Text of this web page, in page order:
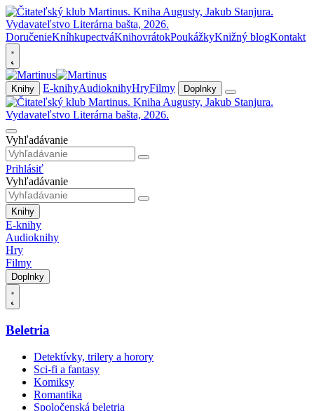
DoručenieKníhkupectváKnihovrátokPoukážkyKnižný blogKontakt
Knihy E-knihyAudioknihyHryFilmy Doplnky
Vyhľadávanie
Prihlásiť
Vyhľadávanie
Knihy
E-knihy
Audioknihy
Hry
Filmy
Doplnky
Beletria
Detektívky, trilery a horory
Sci-fi a fantasy
Komiksy
Romantika
Spoločenská beletria